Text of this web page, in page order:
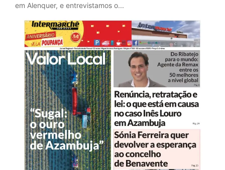
em Alenquer, e entrevistamos o...